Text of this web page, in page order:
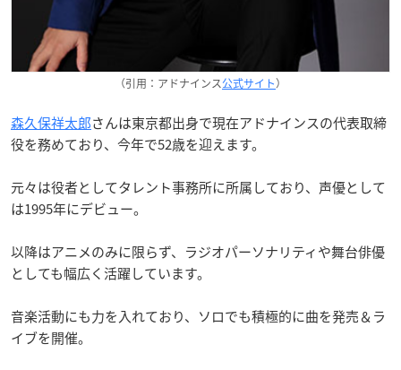
（引用：アドナインス公式サイト）
森久保祥太郎さんは東京都出身で現在アドナインスの代表取締
役を務めており、今年で52歳を迎えます。
元々は役者としてタレント事務所に所属しており、声優として
は1995年にデビュー。
以降はアニメのみに限らず、ラジオパーソナリティや舞台俳優
としても幅広く活躍しています。
音楽活動にも力を入れており、ソロでも積極的に曲を発売＆ラ
イブを開催。